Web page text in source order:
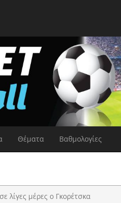
Θέματα Βαθμολογίες
λίγες μέρες ο Γκορέτσκα